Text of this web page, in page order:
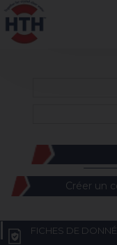
Créer un
FICHES DE